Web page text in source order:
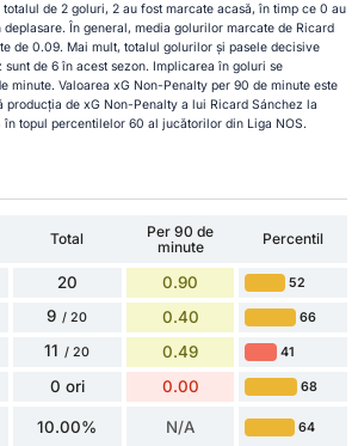
de 2 goluri, 2 au fost marcate acasă, în timp ce 0 au
În general, media golurilor marcate de Ricard
de 0.09. Mai mult, totalul golurilor și pasele decisive
de 6 în acest sezon. Implicarea în goluri se
minute. Valoarea xG Non-Penalty per 90 de minute este
producția de xG Non-Penalty a lui Ricard Sánchez la
topul percentilelor 60 al jucătorilor din Liga NOS.
Total
Per 90 de
minute
Percentil
20 0.90 52
9 / 20 0.40 66
11 / 20 0.49 41
0 ori 0.00 68
10.00% N/A 64